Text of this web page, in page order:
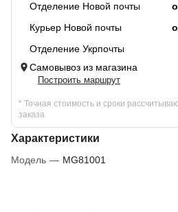
Отделение Новой почты
Курьер Новой почты
Отделение Укрпочты
Самовывоз из магазина
Построить маршрут
* Точная стоимость и сроки
заказа
Характеристики
Модель — MG81001